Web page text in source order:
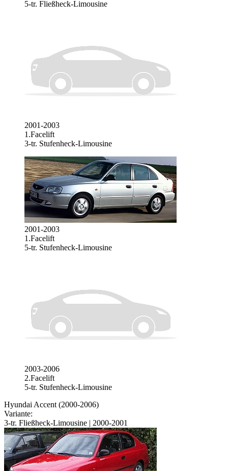
5-tr. Fließheck-Limousine
2001-2003
1.Facelift
3-tr. Stufenheck-Limousine
2001-2003
1.Facelift
5-tr. Stufenheck-Limousine
2003-2006
2.Facelift
5-tr. Stufenheck-Limousine
Hyundai Accent (2000-2006)
Variante:
3-tr. Fließheck-Limousine | 2000-2001